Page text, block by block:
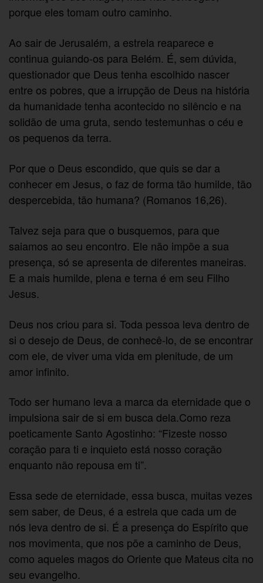
porque eles tomam outro caminho.
Ao sair de Jerusalém, a estrela reaparece e
continua guiando-os para Belém. É, sem dúvida,
questionador que Deus tenha escolhido nascer
entre os pobres, que a irrupção de Deus na história
da humanidade tenha acontecido no silêncio e na
solidão de uma gruta, sendo testemunhas o céu e
os pequenos da terra.
Por que o Deus escondido, que quis se dar a
conhecer em Jesus, o faz de forma tão humilde, tão
despercebida, tão humana? (Romanos 16,26).
Talvez seja para que o busquemos, para que
saiamos ao seu encontro. Ele não impõe a sua
presença, só se apresenta de diferentes maneiras.
E a mais humilde, plena e terna é em seu Filho
Jesus.
Deus nos criou para si. Toda pessoa leva dentro de
si o desejo de Deus, de conhecê-lo, de se encontrar
com ele, de viver uma vida em plenitude, de um
amor infinito.
Todo ser humano leva a marca da eternidade que o
impulsiona sair de si em busca dela.Como reza
poeticamente Santo Agostinho: “Fizeste nosso
coração para ti e inquieto está nosso coração
enquanto não repousa em ti”.
Essa sede de eternidade, essa busca, muitas vezes
sem saber, de Deus, é a estrela que cada um de
nós leva dentro de si. É a presença do Espírito que
nos movimenta, que nos põe a caminho de Deus,
como aqueles magos do Oriente que Mateus cita no
seu evangelho.